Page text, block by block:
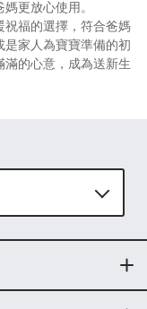
更放心使用。
祝福的選擇，符合爸媽
家人為寶寶準備的初
的心意，成為送新生